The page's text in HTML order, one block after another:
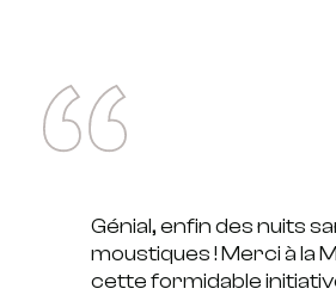
Génial, enfin des nuits
moustiques ! Merci à la
cette formidable